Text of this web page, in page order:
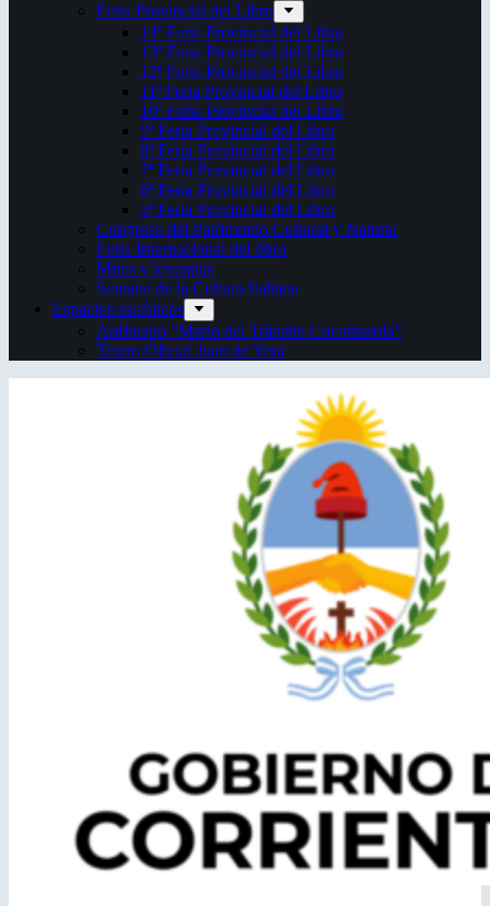
Feria Provincial del Libro
14ª Feria Provincial del Libro
13ª Feria Provincial del Libro
12ª Feria Provincial del Libro
11ª Feria Provincial del Libro
10ª Feria Provincial del Libro
9ª Feria Provincial del Libro
8ª Feria Provincial del Libro
7ª Feria Provincial del Libro
6ª Feria Provincial del Libro
5ª Feria Provincial del Libro
Congreso del Patrimonio Cultural y Natural
Feria Internacional del libro
Mitos y leyendas
Semana de la Cultura Italiana
Espacios escénicos
Anfiteatro “Mario del Tránsito Cocomarola”
Teatro Oficial Juan de Vera